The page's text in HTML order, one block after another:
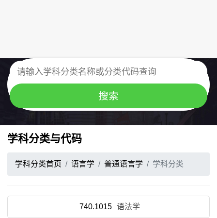
学科分类与代码
学科分类首页 语言学 普通语言学 学科分类
740.1015 语法学